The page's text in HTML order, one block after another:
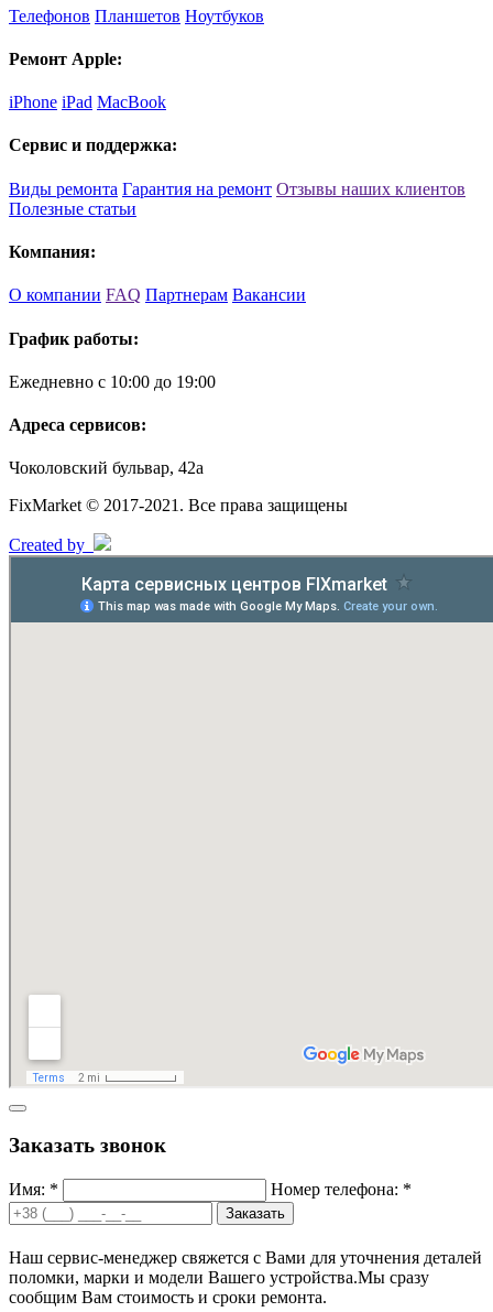
Телефонов Планшетов Ноутбуков
Ремонт Apple:
iPhone iPad MacBook
Сервис и поддержка:
Виды ремонта Гарантия на ремонт Отзывы наших клиентов
Полезные статьи
Компания:
О компании FAQ Партнерам Вакансии
График работы:
Ежедневно с 10:00 до 19:00
Адреса сервисов:
Чоколовский бульвар, 42а
FixMarket © 2017-2021. Все права защищены
Created by
Заказать звонок
Имя: * Номер телефона: *
Заказать
Наш сервис-менеджер свяжется с Вами для уточнения деталей
поломки, марки и модели Вашего устройства.Мы сразу
сообщим Вам стоимость и сроки ремонта.